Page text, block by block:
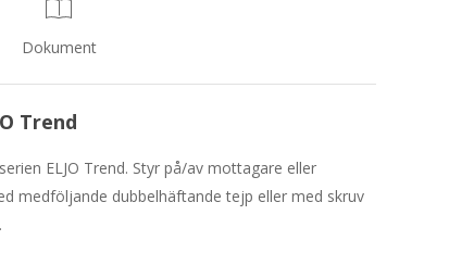
Dokument
Trend
ELJO Trend. Styr på/av mottagare eller
medföljande dubbelhäftande tejp eller med skruv